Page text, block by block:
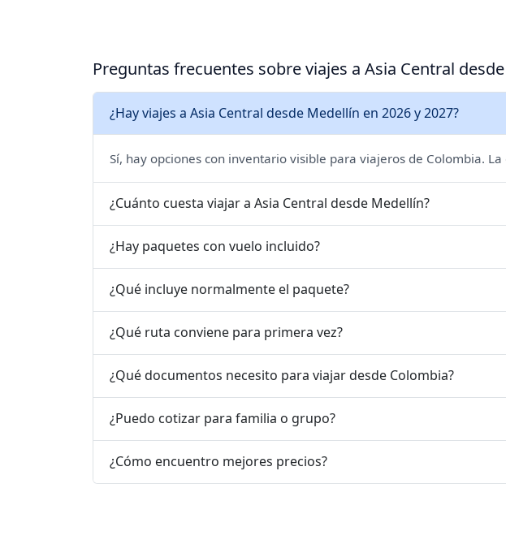
Preguntas frecuentes sobre viajes a Asia Central
¿Hay viajes a Asia Central desde Medellín en 2026 y 2027?
Sí, hay opciones con inventario visible para viajeros de Colombia.
¿Cuánto cuesta viajar a Asia Central desde Medellín?
¿Hay paquetes con vuelo incluido?
¿Qué incluye normalmente el paquete?
¿Qué ruta conviene para primera vez?
¿Qué documentos necesito para viajar desde Colombia?
¿Puedo cotizar para familia o grupo?
¿Cómo encuentro mejores precios?